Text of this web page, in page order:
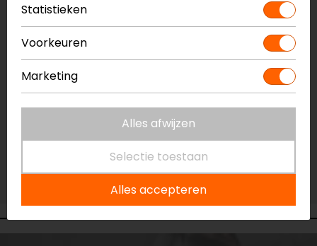
Niet op voorraad
Vestiging Breda
Niet op voorraad
Vestiging Capelle a/d IJssel
Vestiging Eindhoven
Niet op voorraad
Statistieken
Voorkeuren
Marketing
Alles afwijzen
Selectie toestaan
Alles accepteren